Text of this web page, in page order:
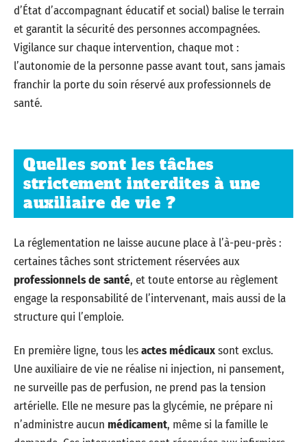
d’État d’accompagnant éducatif et social) balise le terrain
et garantit la sécurité des personnes accompagnées.
Vigilance sur chaque intervention, chaque mot :
l’autonomie de la personne passe avant tout, sans jamais
franchir la porte du soin réservé aux professionnels de
santé.
Quelles sont les tâches
strictement interdites à une
auxiliaire de vie ?
La réglementation ne laisse aucune place à l’à-peu-près :
certaines tâches sont strictement réservées aux
professionnels de santé, et toute entorse au règlement
engage la responsabilité de l’intervenant, mais aussi de la
structure qui l’emploie.
En première ligne, tous lesactes médicauxsont exclus.
Une auxiliaire de vie ne réalise ni injection, ni pansement,
ne surveille pas de perfusion, ne prend pas la tension
artérielle. Elle ne mesure pas la glycémie, ne prépare ni
n’administre aucun médicament, même si la famille le